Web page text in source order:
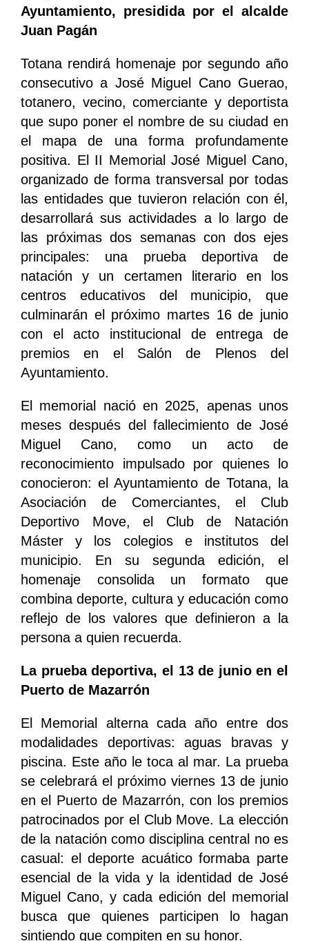
Ayuntamiento, presidida por el alcalde
Juan Pagán
Totana rendirá homenaje por segundo año
consecutivo a José Miguel Cano Guerao,
totanero, vecino, comerciante y deportista
que supo poner el nombre de su ciudad en
el mapa de una forma profundamente
positiva. El II Memorial José Miguel Cano,
organizado de forma transversal por todas
las entidades que tuvieron relación con él,
desarrollará sus actividades a lo largo de
las próximas dos semanas con dos ejes
principales: una prueba deportiva de
natación y un certamen literario en los
centros educativos del municipio, que
culminarán el próximo martes 16 de junio
con el acto institucional de entrega de
premios en el Salón de Plenos del
Ayuntamiento.
El memorial nació en 2025, apenas unos
meses después del fallecimiento de José
Miguel Cano, como un acto de
reconocimiento impulsado por quienes lo
conocieron: el Ayuntamiento de Totana, la
Asociación de Comerciantes, el Club
Deportivo Move, el Club de Natación
Máster y los colegios e institutos del
municipio. En su segunda edición, el
homenaje consolida un formato que
combina deporte, cultura y educación como
reflejo de los valores que definieron a la
persona a quien recuerda.
La prueba deportiva, el 13 de junio en el
Puerto de Mazarrón
El Memorial alterna cada año entre dos
modalidades deportivas: aguas bravas y
piscina. Este año le toca al mar. La prueba
se celebrará el próximo viernes 13 de junio
en el Puerto de Mazarrón, con los premios
patrocinados por el Club Move. La elección
de la natación como disciplina central no es
casual: el deporte acuático formaba parte
esencial de la vida y la identidad de José
Miguel Cano, y cada edición del memorial
busca que quienes participen lo hagan
sintiendo que compiten en su honor.